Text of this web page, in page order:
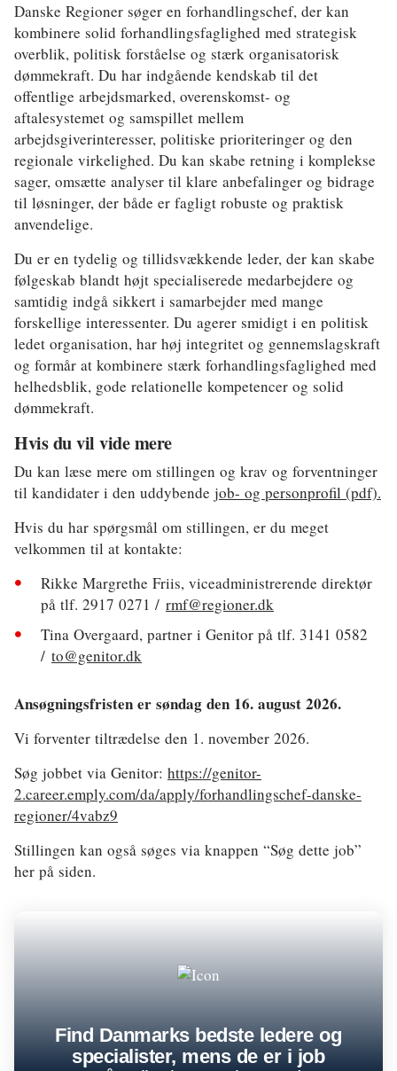
Danske Regioner søger en forhandlingschef, der kan
kombinere solid forhandlingsfaglighed med strategisk
overblik, politisk forståelse og stærk organisatorisk
dømmekraft. Du har indgående kendskab til det
offentlige arbejdsmarked, overenskomst- og
aftalesystemet og samspillet mellem
arbejdsgiverinteresser, politiske prioriteringer og den
regionale virkelighed. Du kan skabe retning i komplekse
sager, omsætte analyser til klare anbefalinger og bidrage
til løsninger, der både er fagligt robuste og praktisk
anvendelige.
Du er en tydelig og tillidsvækkende leder, der kan skabe
følgeskab blandt højt specialiserede medarbejdere og
samtidig indgå sikkert i samarbejder med mange
forskellige interessenter. Du agerer smidigt i en politisk
ledet organisation, har høj integritet og gennemslagskraft
og formår at kombinere stærk forhandlingsfaglighed med
helhedsblik, gode relationelle kompetencer og solid
dømmekraft.
Hvis du vil vide mere
Du kan læse mere om stillingen og krav og forventninger
til kandidater i den uddybende job- og personprofil (pdf).
Hvis du har spørgsmål om stillingen, er du meget
velkommen til at kontakte:
Rikke Margrethe Friis, viceadministrerende direktør
på tlf. 2917 0271 / rmf@regioner.dk
Tina Overgaard, partner i Genitor på tlf. 3141 0582
/ to@genitor.dk
Ansøgningsfristen er søndag den 16. august 2026.
Vi forventer tiltrædelse den 1. november 2026.
Søg jobbet via Genitor: https://genitor-
2.career.emply.com/da/apply/forhandlingschef-danske-
regioner/4vabz9
Stillingen kan også søges via knappen “Søg dette job”
her på siden.
Find Danmarks bedste ledere og
specialister, mens de er i job